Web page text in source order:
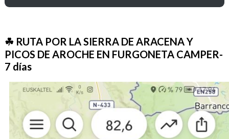
☘ RUTA POR LA SIERRA DE ARACENA Y
PICOS DE AROCHE EN FURGONETA CAMPER-
7 días